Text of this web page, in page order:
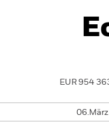
EUR 954